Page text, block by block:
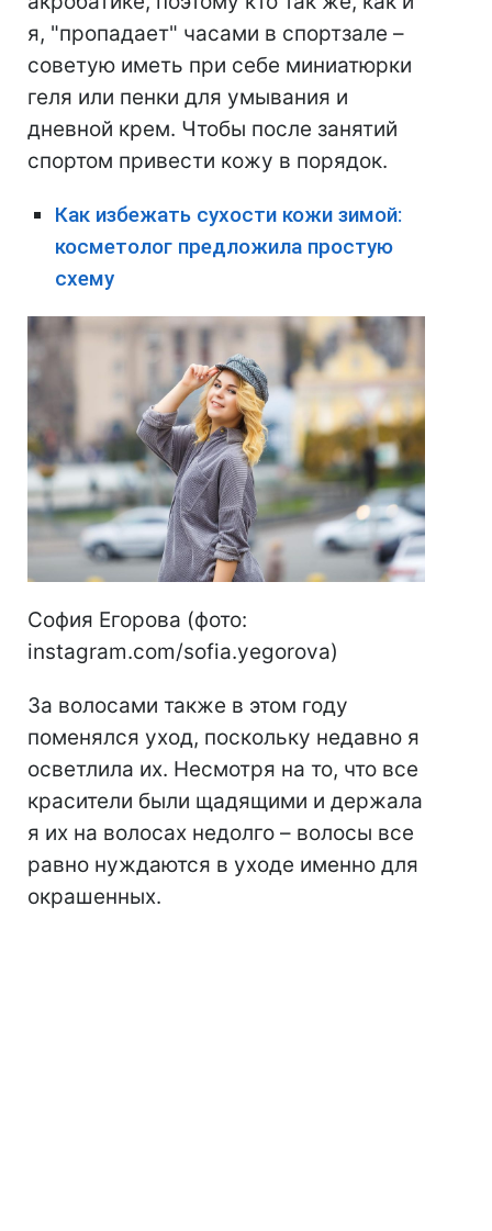
я, "пропадает" часами в спортзале –
советую иметь при себе миниатюрки
геля или пенки для умывания и
дневной крем. Чтобы после занятий
спортом привести кожу в порядок.
Как избежать сухости кожи зимой:
косметолог предложила простую
схему
София Егорова (фото:
instagram.com/sofia.yegorova)
За волосами также в этом году
поменялся уход, поскольку недавно я
осветлила их. Несмотря на то, что все
красители были щадящими и держала
я их на волосах недолго – волосы все
равно нуждаются в уходе именно для
окрашенных.